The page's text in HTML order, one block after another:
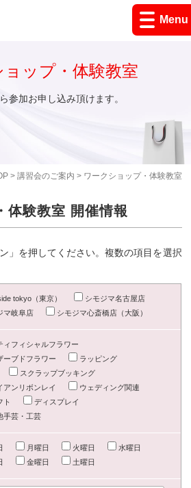
Menu
> 講習会のご案内 > ワークショップ・体験教室
ョップ・体験教室
参加お申し込み頂けます。
体験教室 開催情報
」を押してください。複数の項目を選択
tokyo（東京）
シモジマ名古屋店
マ岐阜店
シモジマ心斎橋店（大阪）
ィフィシャルフラワー
ーブドフラワー
ラッピング
スクラップブッキング
アンリボンレイ
ウェディング関連
ト
ディスプレイ
手芸・工芸
月曜日 火曜日
水曜日
金曜日 土曜日